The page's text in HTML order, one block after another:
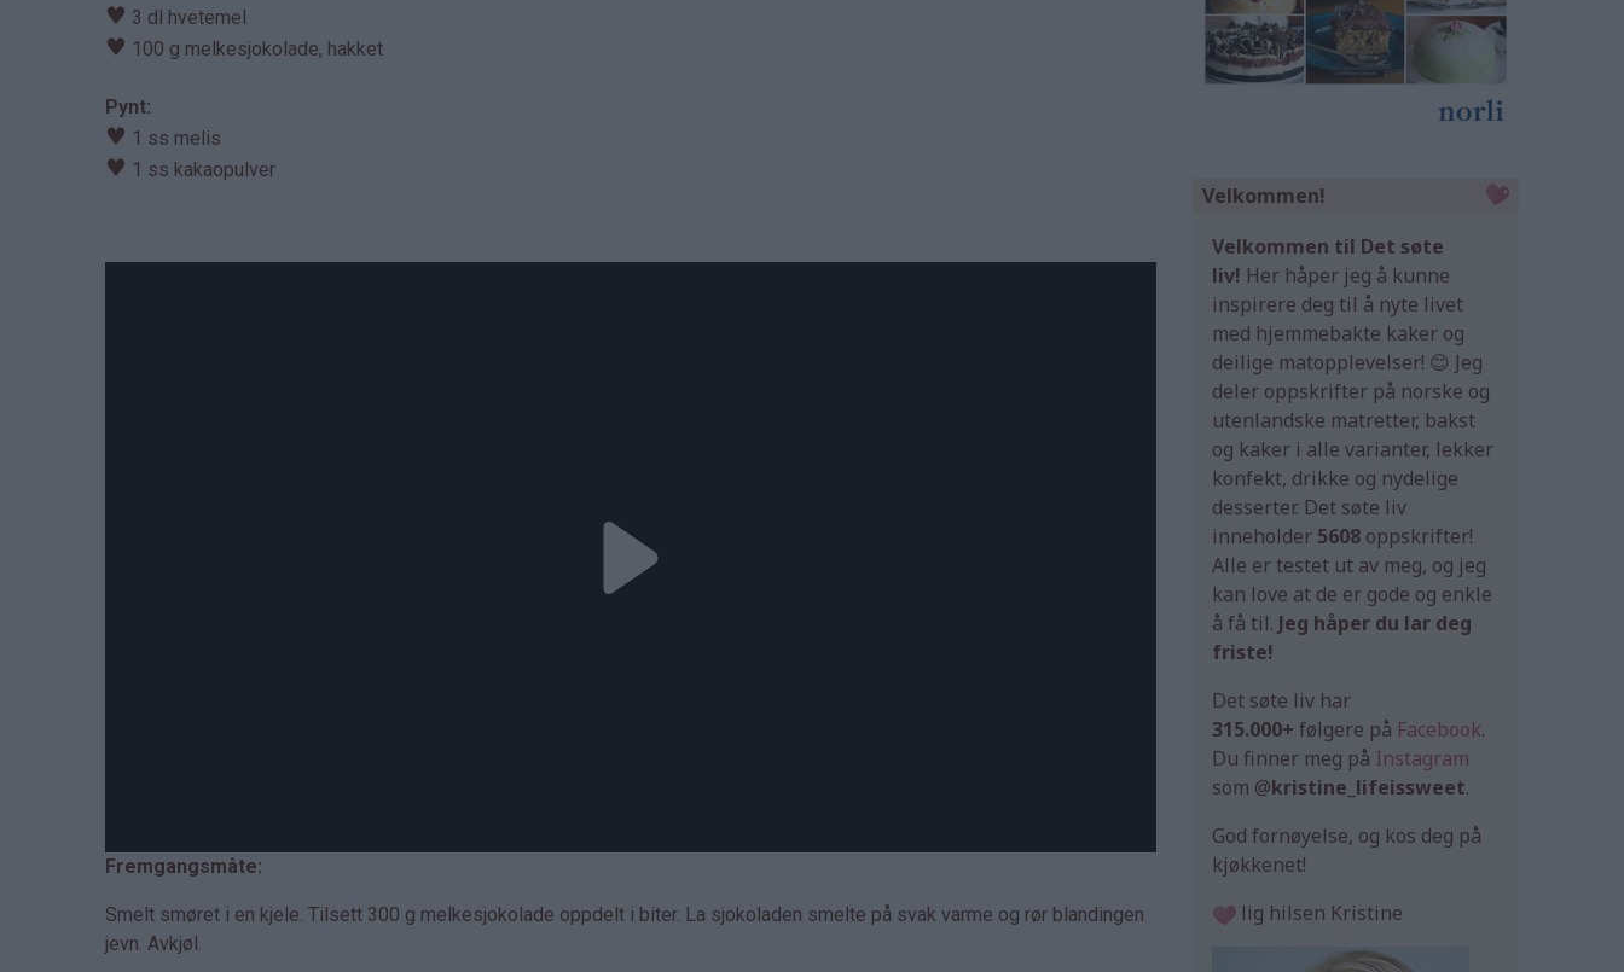
♥ 3 dl hvetemel
♥ 100 g melkesjokolade, hakket
Pynt:
♥ 1 ss melis
♥ 1 ss kakaopulver
Fremgangsmåte:
Smelt smøret i en kjele. Tilsett 300 g melkesjokolade oppdelt i biter. La sjokoladen smelte på svak varme og rør blandingen
jevn. Avkjøl.
Velkommen!
Velkommen til Det søte
liv! Her håper jeg å kunne
inspirere deg til å nyte livet
med hjemmebakte kaker og
deilige matopplevelser! 😊 Jeg
deler oppskrifter på norske og
utenlandske matretter, bakst
og kaker i alle varianter, lekker
konfekt, drikke og nydelige
desserter. Det søte liv
inneholder 5608 oppskrifter!
Alle er testet ut av meg, og jeg
kan love at de er gode og enkle
å få til. Jeg håper du lar deg
friste!
Det søte liv har
315.000+ følgere på Facebook.
Du finner meg på Instagram
som @kristine_lifeissweet.
God fornøyelse, og kos deg på
kjøkkenet!
lig hilsen Kristine